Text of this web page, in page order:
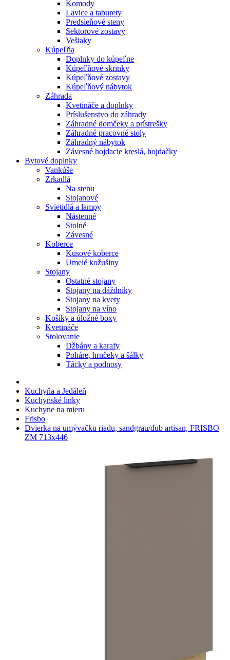
Komody
Lavice a taburety
Predsieňové steny
Sektorové zostavy
Vešiaky
Kúpeľňa
Doplnky do kúpeľne
Kúpeľňové skrinky
Kúpeľňové zostavy
Kúpeľňový nábytok
Záhrada
Kvetináče a doplnky
Príslušenstvo do záhrady
Záhradné domčeky a prístrešky
Záhradné pracovné stoly
Záhradný nábytok
Závesné hojdacie kreslá, hojdačky
Bytové doplnky
Vankúše
Zrkadlá
Na stenu
Stojanové
Svietidlá a lampy
Nástenné
Stolné
Závesné
Koberce
Kusové koberce
Umelé kožušiny
Stojany
Ostatné stojany
Stojany na dáždniky
Stojany na kvety
Stojany na víno
Košíky a úložné boxy
Kvetináče
Stolovanie
Džbány a karafy
Poháre, hrnčeky a šálky
Tácky a podnosy
Kuchyňa a Jedáleň
Kuchynské linky
Kuchyne na mieru
Frisbo
Dvierka na umývačku riadu, sandgrau/dub artisan, FRISBO
ZM 713x446